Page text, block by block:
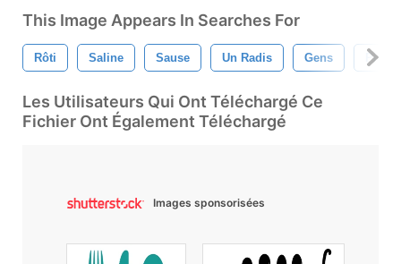
This Image Appears In Searches For
Rôti Saline Sause Un Radis Gens Piquer
Les Utilisateurs Qui Ont Téléchargé Ce
Fichier Ont Également Téléchargé
Images sponsorisées